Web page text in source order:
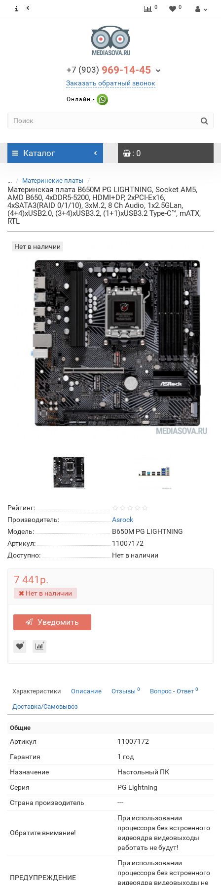
0 0
+7 (903) 969-14-45
Заказать обратный звонок
Онлайн -
Каталог : 0
... Материнские платы
Материнская плата B650M PG LIGHTNING, Socket AM5,
AMD B650, 4xDDR5-5200, HDMI+DP, 2xPCI-Ex16,
4xSATA3(RAID 0/1/10), 3xM.2, 8 Ch Audio, 1x2.5GLan,
(4+4)xUSB2.0, (3+4)xUSB3.2, (1+1)xUSB3.2 Type-C™, mATX,
RTL
Нет в наличии
Рейтинг:
Производитель:
Asrock
Модель:
B650M PG LIGHTNING
Артикул:
11007172
Доступно:
Нет в наличии
7 441р.
Нет в наличии
Уведомить
Характеристики Описание Отзывы 0 Вопрос - Ответ 0
Доставка/Самовывоз
Общие
Артикул
11007172
Гарантия
1 год
Назначение
Настольный ПК
Серия
PG Lightning
Страна производитель
---
Обратите внимание!
При использовании
процессора без встроенного
видеоядра видеовыходы
работать не будут!
ПРЕДУПРЕЖДЕНИЕ
При использовании
процессора без встроенного
видеоядра видеовыходы не